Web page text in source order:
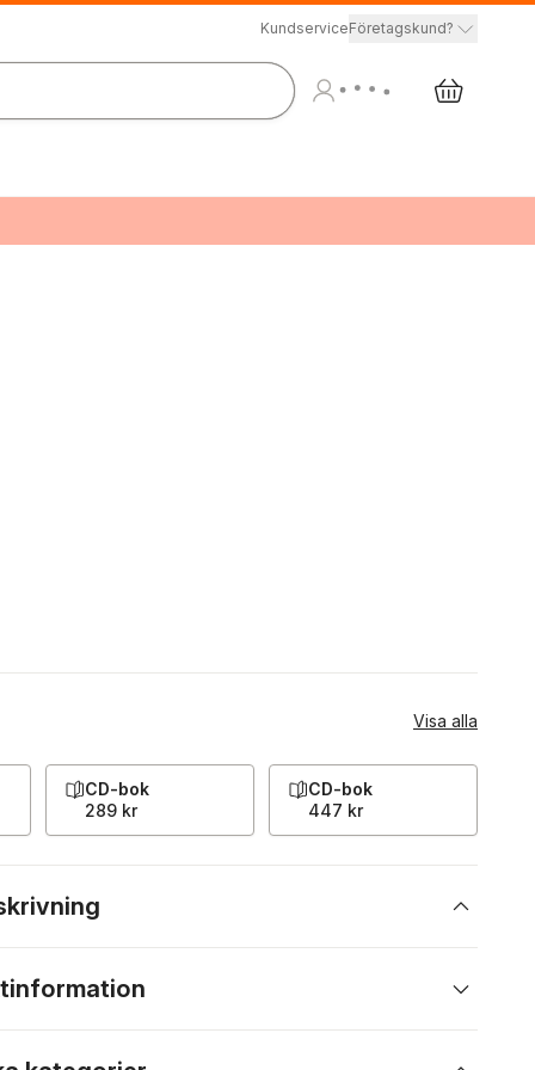
KundserviceFöretagskund?
Visa alla
CD-bok
289 kr
CD-bok
447 kr